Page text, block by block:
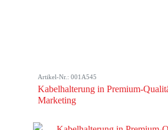
Artikel-Nr.: 001A545
Kabelhalterung in Premium-
Marketing